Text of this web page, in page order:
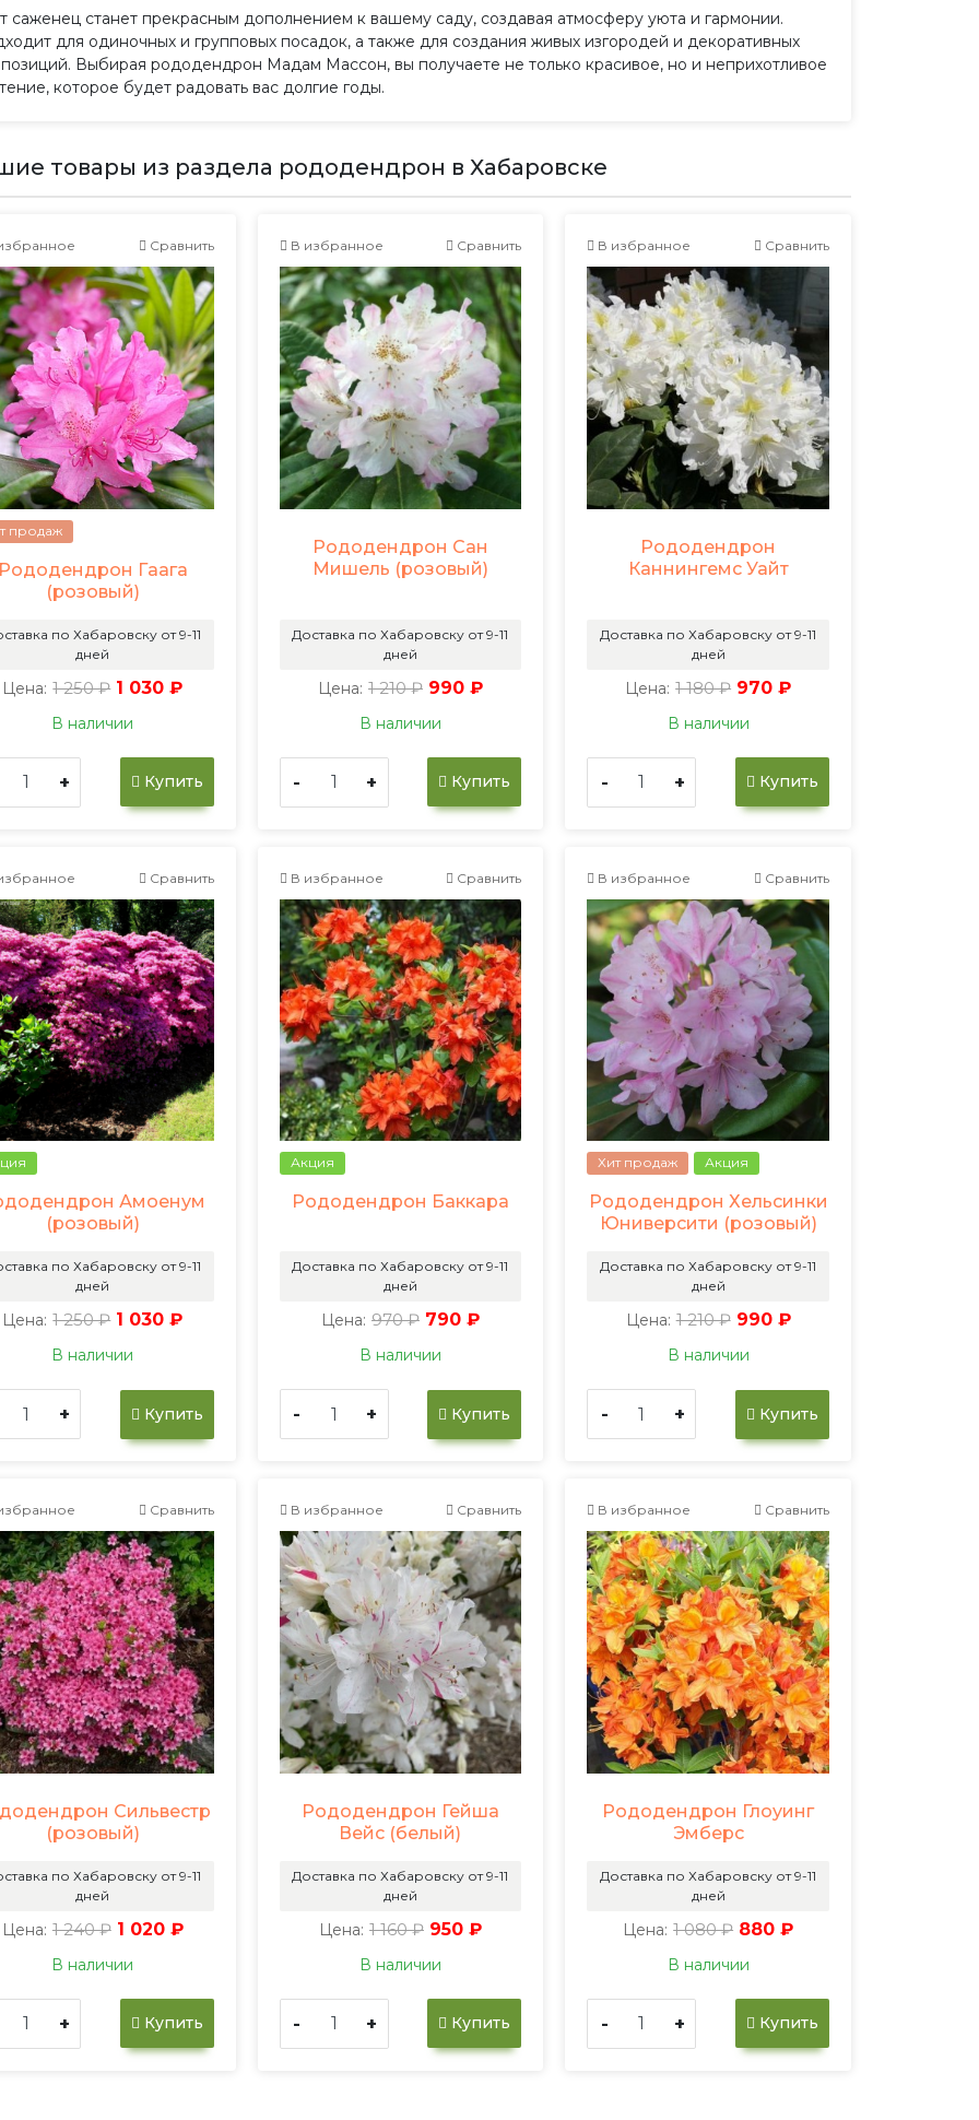
саженец станет прекрасным дополнением к вашему саду, создавая атмосферу уюта и гармонии.
для одиночных и групповых посадок, а также для создания живых изгородей и декоративных
Выбирая рододендрон Мадам Массон, вы получаете не только красивое, но и неприхотливое
которое будет радовать вас долгие годы.
товары из раздела рододендрон в Хабаровске
Сравнить
продаж
Гаага
(розовый)
по Хабаровску от 9-11
дней
Цена: 1 250 ₽ 1 030 ₽
В наличии
+ Купить
В избранное Сравнить
Рододендрон Сан
Мишель (розовый)
Доставка по Хабаровску от 9-11
дней
Цена: 1 210 ₽ 990 ₽
В наличии
- + Купить
В избранное Сравнить
Рододендрон
Каннингемс Уайт
Доставка по Хабаровску от 9-11
дней
Цена: 1 180 ₽ 970 ₽
В наличии
- + Купить
Сравнить
Амоенум
(розовый)
по Хабаровску от 9-11
дней
Цена: 1 250 ₽ 1 030 ₽
В наличии
+ Купить
В избранное Сравнить
Акция
Рододендрон Баккара
Доставка по Хабаровску от 9-11
дней
Цена: 970 ₽ 790 ₽
В наличии
- + Купить
В избранное Сравнить
Хит продаж Акция
Рододендрон Хельсинки
Юниверсити (розовый)
Доставка по Хабаровску от 9-11
дней
Цена: 1 210 ₽ 990 ₽
В наличии
- + Купить
Сравнить
Сильвестр
(розовый)
по Хабаровску от 9-11
дней
Цена: 1 240 ₽ 1 020 ₽
В наличии
+ Купить
В избранное Сравнить
Рододендрон Гейша
Вейс (белый)
Доставка по Хабаровску от 9-11
дней
Цена: 1 160 ₽ 950 ₽
В наличии
- + Купить
В избранное Сравнить
Рододендрон Глоуинг
Эмберс
Доставка по Хабаровску от 9-11
дней
Цена: 1 080 ₽ 880 ₽
В наличии
- + Купить